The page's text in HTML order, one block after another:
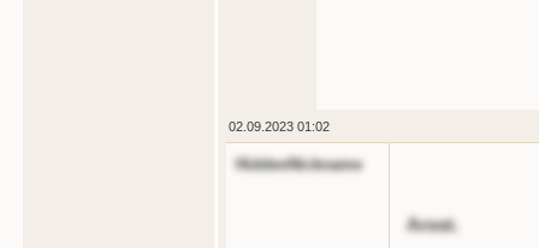
02.09.2023 01:02
HiddenNickname
Arost.